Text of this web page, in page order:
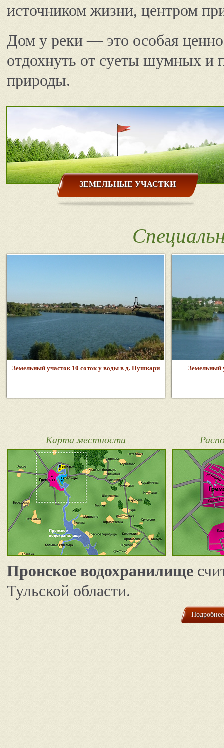
источником жизни, центром
Дом у реки — это особая
отдохнуть от суеты шумных и
природы.
ЗЕМЕЛЬНЫЕ УЧАСТКИ
Земельный участок 10 соток у воды в д. Пушкари Земельный
Карта местности
Пронское водохранилище
Тульской области.